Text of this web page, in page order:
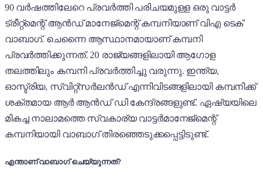
90 വർഷത്തിലേറെ പ്രവർത്തി പരിചയമുള്ള ഒരു വാട്ടർ
ട്രീറ്റ്മെന്റ് ആൻഡ് മാനേജ്മെന്റ് കമ്പനിയാണ് വിഎ ടെക്
വാബാഗ്. ചെന്നെെ ആസ്ഥാനമായാണ് കമ്പനി
പ്രവർത്തിക്കുന്നത്. 20 രാജ്യങ്ങളിലായി ആഗോള
തലത്തിലും കമ്പനി പ്രവർത്തിച്ചു വരുന്നു. ഇന്ത്യ,
ഓസ്ട്രിയ, സ്വിറ്റ്സർലൻഡ് എന്നിവിടങ്ങളിലായി കമ്പനിക്ക്
ശക്തമായ ആർ ആൻഡ് ഡി കേന്ദ്രങ്ങളുണ്ട്. ഏഷ്യയിലെ
മികച്ച നാലാമത്തെ സ്വകാര്യ വാട്ടർമാനേജ്മെന്റ്
കമ്പനിയായി വാബാഗ് തിരഞ്ഞെടുക്കപ്പെട്ടിടുണ്ട്.
എന്താണ് വാബാഗ് ചെയ്യുന്നത്?